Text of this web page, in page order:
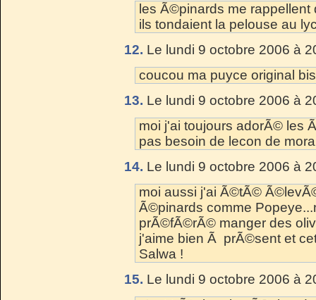
les Ã©pinards me rappellent
ils tondaient la pelouse au
12. Le lundi 9 octobre 2006 à
coucou ma puyce original
13. Le lundi 9 octobre 2006 à
moi j'ai toujours adorÃ© les
pas besoin de lecon de
14. Le lundi 9 octobre 2006 à
moi aussi j'ai Ã©tÃ©
Ã©pinards comme
prÃ©fÃ©rÃ© manger des
j'aime bien Ã prÃ©sent et
Salwa !
15. Le lundi 9 octobre 2006 à